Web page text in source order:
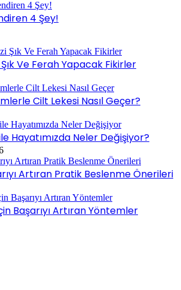
4 Şey!
Ve Ferah Yapacak Fikirler
Cilt Lekesi Nasıl Geçer?
Hayatımızda Neler Değişiyor?
Artıran Pratik Beslenme Önerileri
Başarıyı Artıran Yöntemler